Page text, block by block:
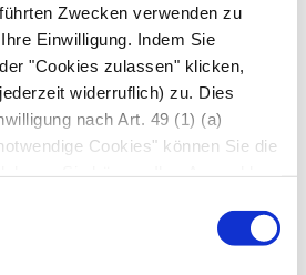
Zwecken verwenden zu
Einwilligung. Indem Sie
"Cookies zulassen" klicken,
widerruflich) zu. Dies
nach Art. 49 (1) (a)
Cookies" können Sie die
Verdichtung gelenknaher Knochenzone,
Osteophyten (Knochennasen)
von Arthrose und Arthritis
die Gelenke